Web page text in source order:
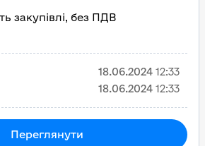
закупівлі, без ПДВ
18.06.2024 12:33
18.06.2024 12:33
Переглянути